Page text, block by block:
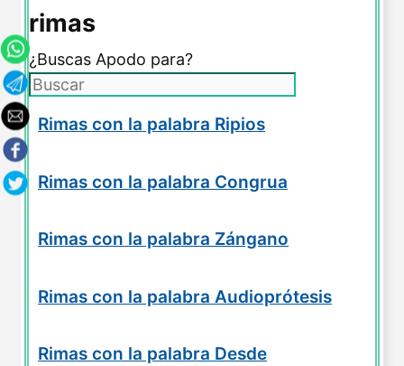
rimas
¿Buscas Apodo para?
Rimas con la palabra Ripios
Rimas con la palabra Congrua
Rimas con la palabra Zángano
Rimas con la palabra Audioprótesis
Rimas con la palabra Desde